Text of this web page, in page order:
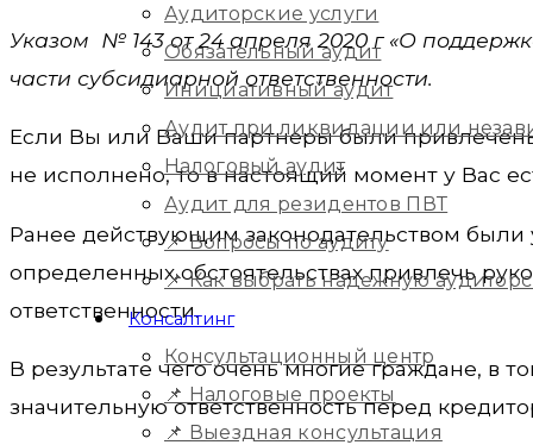
Аудиторские услуги
Обязательный аудит
Инициативный аудит
Аудит при ликвидации или
Налоговый аудит
Аудит для резидентов ПВТ
📌 Вопросы по аудиту
📌 Как выбрать надежную
Консалтинг
Консультационный центр
📌 Налоговые проекты
📌 Выездная консультация
Указом № 143 от 24 апреля 2020 г «О
части субсидиарной ответственности.
Если Вы или Ваши партнеры были
не исполнено, то в настоящий момент у Вас
Ранее действующим законодательством
определенных обстоятельствах привлечь
ответственности.
В результате чего очень многие граждане, в
значительную ответственность перед